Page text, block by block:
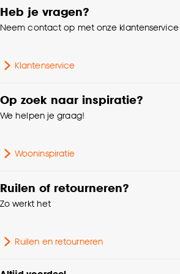
kan aanpassen, bekijk hiervoor onze
cookieverklaring.
Heb je vragen?
Neem contact op met onze klantenservice
Klantenservice
Op zoek naar inspiratie?
We helpen je graag!
Wooninspiratie
Ruilen of retourneren?
Zo werkt het
Ruilen en retourneren